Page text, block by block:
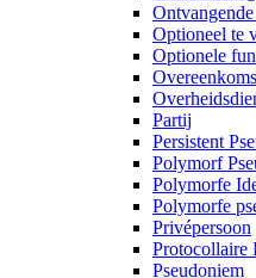
Optioneel te
Optionele
Partij
Persistent
Polymorf
Polymorfe
Polymorfe
Privépersoon
Protocollaire
Pseudoniem